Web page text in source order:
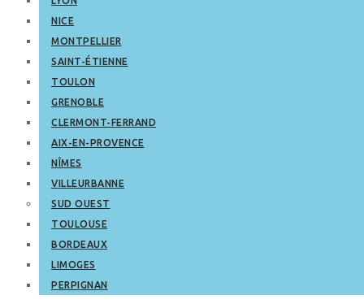
NICE
MONTPELLIER
SAINT-ÉTIENNE
TOULON
GRENOBLE
CLERMONT-FERRAND
AIX-EN-PROVENCE
NÎMES
VILLEURBANNE
SUD OUEST
TOULOUSE
BORDEAUX
LIMOGES
PERPIGNAN